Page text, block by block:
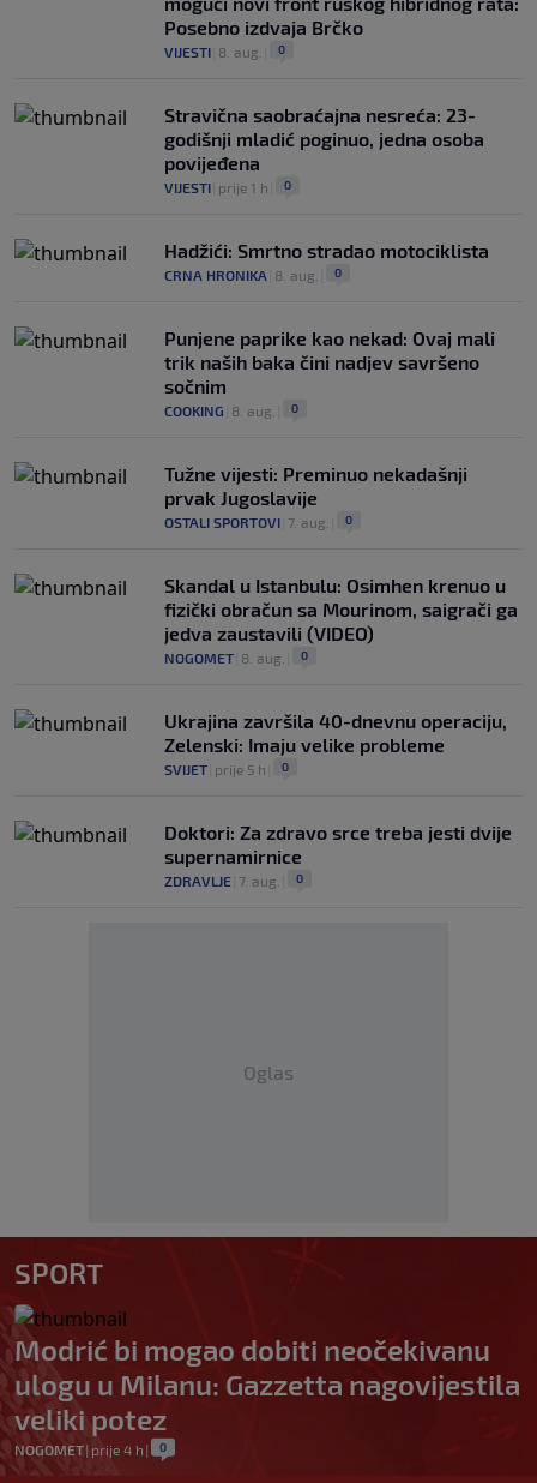
Posebno izdvaja Brčko
VIJESTI 8. aug. 0
Stravična saobraćajna nesreća: 23-
godišnji mladić poginuo, jedna osoba
povijeđena
VIJESTI prije 1 h 0
Hadžići: Smrtno stradao motociklista
CRNA HRONIKA 8. aug. 0
Punjene paprike kao nekad: Ovaj mali
trik naših baka čini nadjev savršeno
sočnim
COOKING 8. aug. 0
Tužne vijesti: Preminuo nekadašnji
prvak Jugoslavije
OSTALI SPORTOVI 7. aug. 0
Skandal u Istanbulu: Osimhen krenuo u
fizički obračun sa Mourinom, saigrači ga
jedva zaustavili (VIDEO)
NOGOMET 8. aug. 0
Ukrajina završila 40-dnevnu operaciju,
Zelenski: Imaju velike probleme
SVIJET prije 5 h 0
Doktori: Za zdravo srce treba jesti dvije
supernamirnice
ZDRAVLJE 7. aug. 0
Oglas
SPORT
Modrić bi mogao dobiti neočekivanu
ulogu u Milanu: Gazzetta nagovijestila
veliki potez
NOGOMET| prije 4 h | 0